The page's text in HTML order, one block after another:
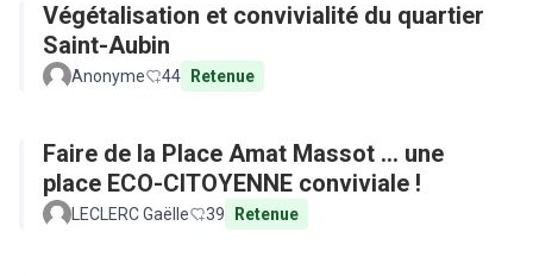
Végétalisation et convivialité du quartier
Saint-Aubin
Anonyme 44 Retenue
Faire de la Place Amat Massot ... une
place ECO-CITOYENNE conviviale !
LECLERC Gaëlle 39 Retenue